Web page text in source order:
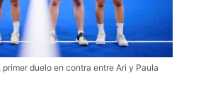
duelo en contra entre Ari y Paula